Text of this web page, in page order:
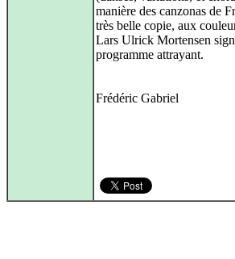
manière des canzonas de
très belle copie, aux
Lars Ulrick Mortensen
programme attrayant.
Frédéric Gabriel